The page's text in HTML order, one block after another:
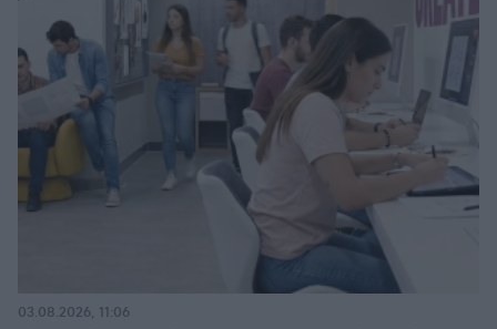
03.08.2026, 11:06